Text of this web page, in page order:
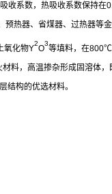
收系数，热吸收系数保持在
热器、省煤器、过热器等
氧化物Y
2
O
3
等填料，在800℃
料，高温掺杂形成固溶体
结构的优选材料。